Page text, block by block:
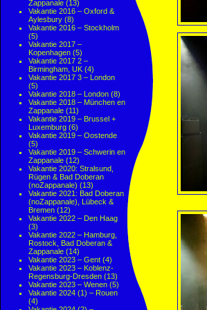
Zappanale (13)
Vakantie 2016 – Oxford &
Aylesbury (8)
Vakantie 2016 – Stockholm
(5)
Vakantie 2017 –
Kopenhagen (5)
Vakantie 2017 2 –
Birmingham, UK (4)
Vakantie 2017 3 – London
(5)
Vakantie 2018 – London (8)
Vakantie 2018 – München en
Zappanale (11)
Vakantie 2019 – Brussel +
Luxemburg (6)
Vakantie 2019 – Oostende
(5)
Vakantie 2019 – Schwerin en
Zappanale (12)
Vakantie 2020: Stralsund,
Rügen & Bad Doberan
(noZappanale) (13)
Vakantie 2021: Bad Doberan
(noZappanale), Lübeck &
Bremen (12)
Vakantie 2022 – Den Haag
(3)
Vakantie 2022 – Hamburg,
Rostock, Bad Doberan &
Zappanale (14)
Vakantie 2023 – Gent (4)
Vakantie 2023 – Koblenz-
Regensburg-Dresden (13)
Vakantie 2023 – Wenen (5)
Vakantie 2024 (1) – Rouen
(4)